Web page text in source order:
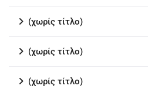
(χωρίς τίτλο)
(χωρίς τίτλο)
(χωρίς τίτλο)